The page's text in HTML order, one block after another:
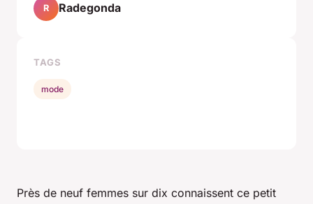
Près de neuf femmes sur dix connaissent ce petit
R Radegonda
TAGS
mode